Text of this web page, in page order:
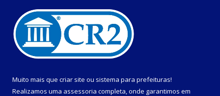
Muito mais que criar site ou sistema para prefeituras!
Realizamos uma assessoria completa, onde garantimos em